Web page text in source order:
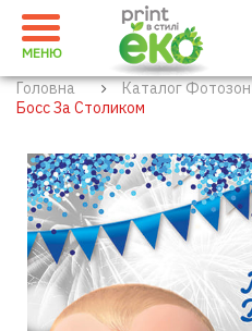
МЕНЮ
Головна Каталог Фотозон
Босс За Столиком